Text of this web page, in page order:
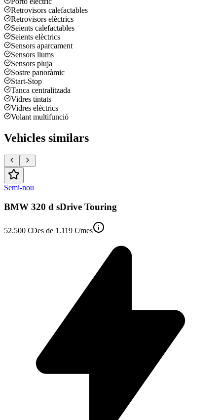
Retrovisors calefactables
Retrovisors elèctrics
Seients calefactables
Seients elèctrics
Sensors aparcament
Sensors llums
Sensors pluja
Sostre panoràmic
Start-Stop
Tanca centralitzada
Vidres tintats
Vidres elèctrics
Volant multifunció
Vehicles similars
Semi-nou
BMW 320 d sDrive Touring
52.500 €Des de 1.119 €/mes